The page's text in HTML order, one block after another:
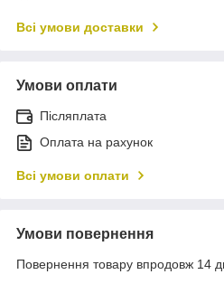
Всі умови доставки
Умови оплати
Післяплата
Оплата на рахунок
Всі умови оплати
Умови повернення
Повернення товару впродовж 14